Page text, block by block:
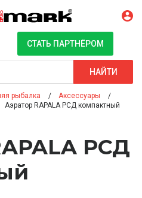
СТАТЬ ПАРТНЁРОМ
НАЙТИ
рыбалка
Аксессуары
Аэратор RAPALA РСД компактный
РСД